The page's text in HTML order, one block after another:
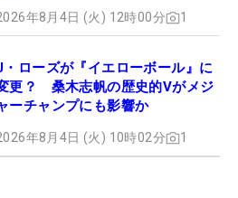
年8月4日 (火) 12時00分 1
・ローズが『イエローボール』に
更？ 桑木志帆の歴史的Vがメジ
ーチャンプにも影響か
年8月4日 (火) 10時02分 1